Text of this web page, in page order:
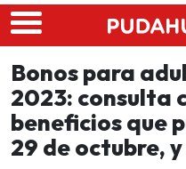
Skip to main content
Bonos para
2023: consulta
beneficios que
29 de octubre,